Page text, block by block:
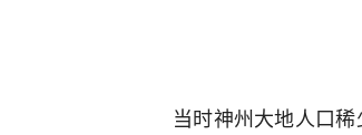
当时神州大地人口